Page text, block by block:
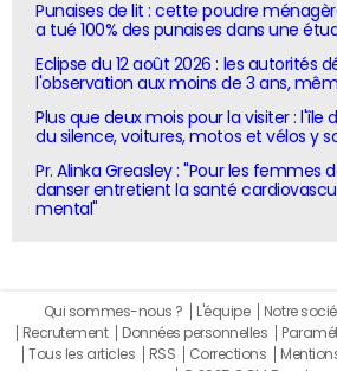
Punaises de lit : cette poudre
a tué 100% des punaises dans une
Eclipse du 12 août 2026 : les autorités
l'observation aux moins de 3 ans,
Plus que deux mois pour la visiter : l'île
du silence, voitures, motos et vélos y
Pr. Alinka Greasley : "Pour les femmes
danser entretient la santé
mental"
Qui sommes-nous ? L'équipe Notre
Recrutement
Données personnelles
Tous les articles
RSS Corrections